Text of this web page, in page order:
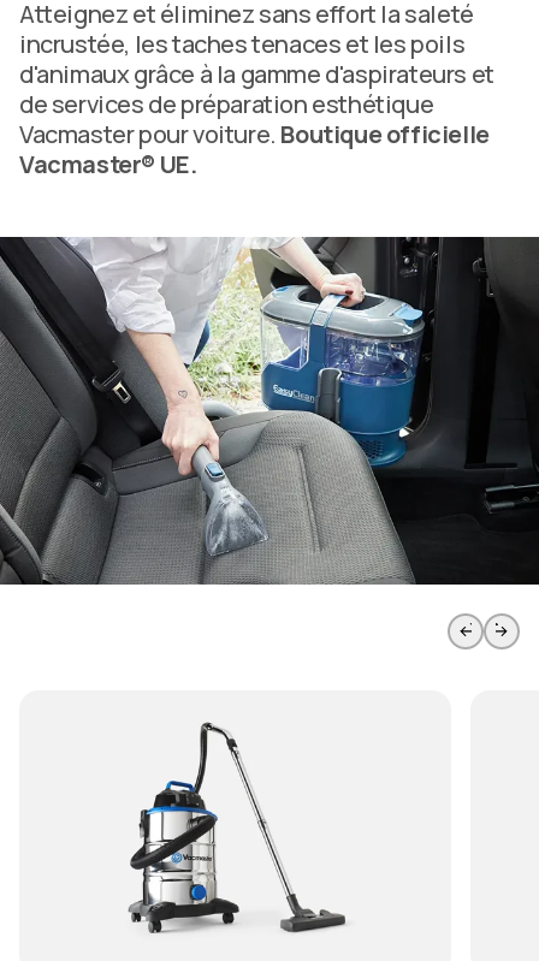
Atteignez et éliminez sans effort la saleté
incrustée, les taches tenaces et les poils
d'animaux grâce à la gamme d'aspirateurs et
de services de préparation esthétique
Vacmaster pour voiture. Boutique officielle
Vacmaster® UE.
Passer à la page de la diapositive précédente Passer